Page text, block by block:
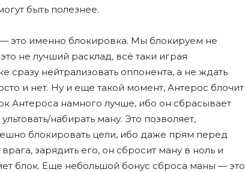
быть полезнее.
это именно блокировка. Мы блокируем не
не лучший расклад, всë таки играя
сразу нейтрализовать оппонента, а не ждать
и нет. Ну и еще такой момент, Антерос блочит
Антероса намного лучше, ибо он сбрасывает
набирать ману. Это позволяет,
блокировать цели, ибо даже прям перед
зарядить его, он сбросит ману в ноль и
блок. Еще небольшой бонус сброса маны — это